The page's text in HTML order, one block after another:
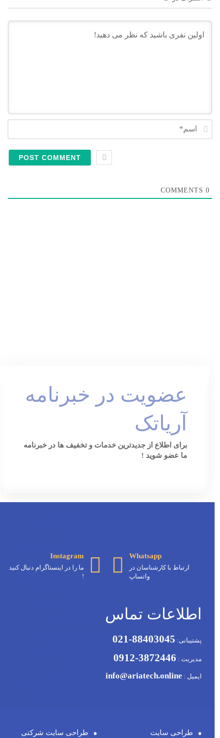
0
عضویت در خبرنامه
آریاتک
برای اطلاع از جدیدترین خدمات و تخفیف ها در خبرنامه
ما عضو شوید !
Whatsapp
ارتباط با کارشناسان در
واتساپ
Instagram
ما را در اینستاگرام دنبال کنید
!
اطلاعات تماس
پشتیبانی: 88403045-021
مدیریت : 3872446-0912
ایمیل : info@ariatech.online
طراحی سایت شرکتی طراحی سایت